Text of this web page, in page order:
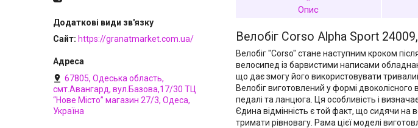
Опис
Велобіг Corso Alpha Sport
Велобіг "Corso" стане наступним кроком
велосипед із барвистими написами
що дає змогу його використовувати
Велобіг виготовлений у формі
педалі та ланцюга. Ця особливість і
Єдина відмінність є той факт, що сидячи на
тримати рівновагу. Рама цієї моделі
Сайт https://granatmarket.com.ua/
67805, Одеська область,
смт.Авангард, вул.Базова,17/30 ТЦ
“Нове Місто” магазин 27/3, Одеса,
Україна